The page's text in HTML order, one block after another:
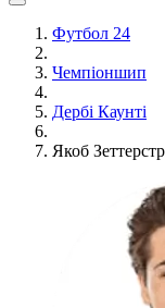
Футбол 24
Чемпіоншип
Дербі Каунті
Якоб